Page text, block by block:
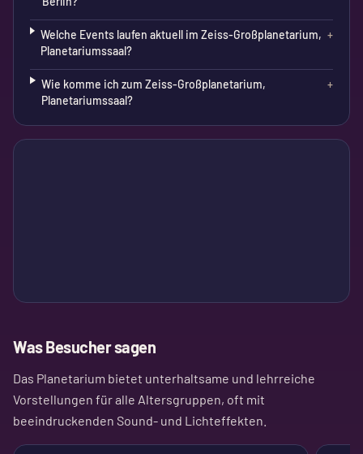
Welche Events laufen aktuell im Zeiss-Großplanetarium,
Planetariumssaal?
+
Wie komme ich zum Zeiss-Großplanetarium,
Planetariumssaal?
+
Was Besucher sagen
Das Planetarium bietet unterhaltsame und lehrreiche
Vorstellungen für alle Altersgruppen, oft mit
beeindruckenden Sound- und Lichteffekten.